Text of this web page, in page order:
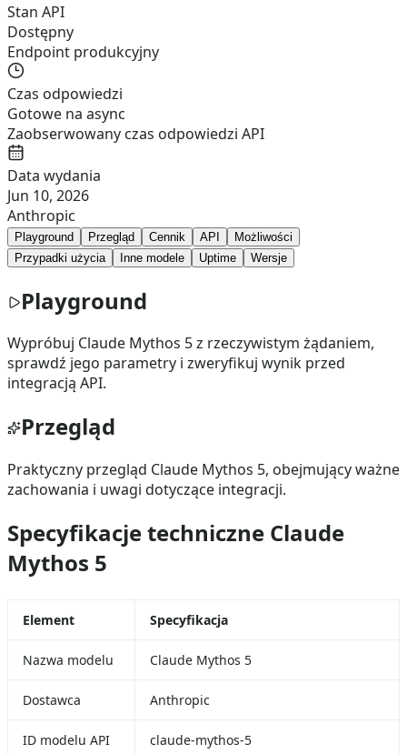
Stan API
Dostępny
Endpoint produkcyjny
Czas odpowiedzi
Gotowe na async
Zaobserwowany czas odpowiedzi API
Data wydania
Jun 10, 2026
Anthropic
Playground Przegląd Cennik API
Możliwości
Przypadki użycia
Inne modele Uptime Wersje
Playground
Wypróbuj Claude Mythos 5 z rzeczywistym żądaniem,
sprawdź jego parametry i zweryfikuj wynik przed
integracją API.
Przegląd
Praktyczny przegląd Claude Mythos 5, obejmujący ważne
zachowania i uwagi dotyczące integracji.
Specyfikacje techniczne Claude
Mythos 5
Element Specyfikacja
Nazwa modelu Claude Mythos 5
Dostawca Anthropic
ID modelu API claude-mythos-5